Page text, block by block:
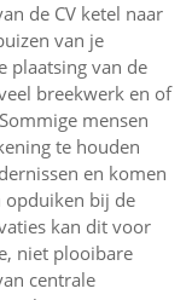
de CV ketel naar
van je
plaatsing van de
breekwerk en of
mensen
te houden
en komen
opduiken bij de
kan dit voor
niet plooibare
centrale